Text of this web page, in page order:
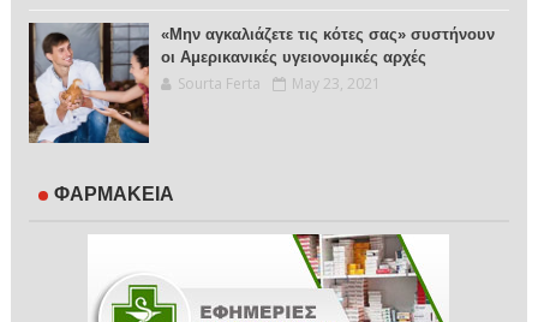
«Μην αγκαλιάζετε τις κότες σας» συστήνουν
οι Αμερικανικές υγειονομικές αρχές
Sourta Ferta May 23, 2021
ΦΑΡΜΑΚΕΙΑ